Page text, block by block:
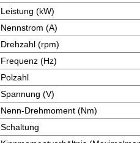
Leistung (kW)
Nennstrom (A)
Drehzahl (rpm)
Frequenz (Hz)
Polzahl
Spannung (V)
Nenn-Drehmoment (Nm)
Schaltung